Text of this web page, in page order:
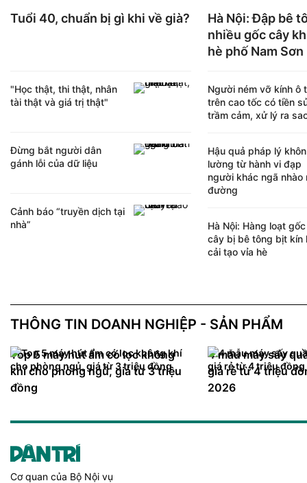
Tuổi 40, chuẩn bị gì khi về già?
"Học thật, thi thật, nhân
tài thật và giá trị thật"
Đừng bắt người dân
gánh lỗi của dữ liệu
Cảnh báo “truyền dịch tại
nhà”
Hà Nội: Đập bê
nhiều gốc cây
hè phố Nam Sơn
Người ném vỡ kính ô
trên cao tốc có tiền
trầm cảm, xử lý ra
Hậu quả pháp lý khôn
lường từ hành vi đạp
người khác ngã nhào
đường
Hà Nội: Hàng loạt gốc
cây bị bê tông bịt kín
cải tạo vỉa hè
THÔNG TIN DOANH NGHIỆP - SẢN PHẨM
Top 5 máy hút ẩm có lọc không
khí cho phòng ngủ, giá từ 3 triệu
đồng
4 mẫu máy sấy
giá rẻ từ 4 triệu
2026
Cơ quan của Bộ Nội vụ